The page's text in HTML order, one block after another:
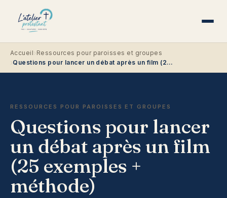
Accueil Ressources pour paroisses et groupes
Questions pour lancer un débat après un film (25 exemples + méthode)
RESSOURCES POUR PAROISSES ET GROUPES
Questions pour lancer
un débat après un film
(25 exemples +
méthode)